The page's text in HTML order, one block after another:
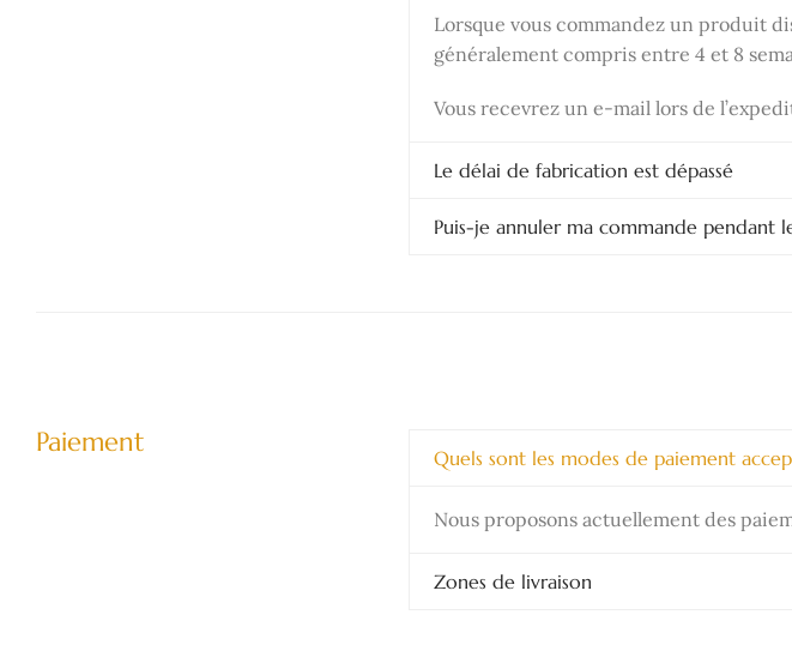
Lorsque vous commandez un produit
généralement compris entre 4 et 8
Vous recevrez un e-mail lors de
Le délai de fabrication est dépassé
Puis-je annuler ma commande pendant
Paiement Quels sont les modes de paiement
Nous proposons actuellement des
Zones de livraison